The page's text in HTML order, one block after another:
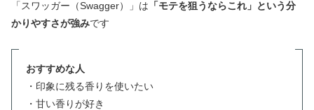
「スワッガー（Swagger）」は 「モテを狙うならこれ」という分
かりやすさが強みです
おすすめな人
・印象に残る香りを使いたい
・甘い香りが好き